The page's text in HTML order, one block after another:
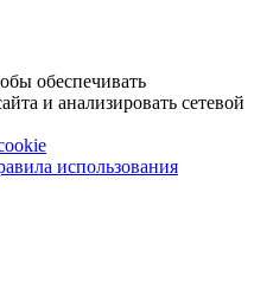
обеспечивать
и анализировать сетевой
использования